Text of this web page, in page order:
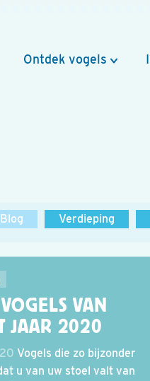
Ontdek vogels
Blog Verdieping
VAN
JAAR 2020
Vogels die zo bijzonder
u van uw stoel valt van